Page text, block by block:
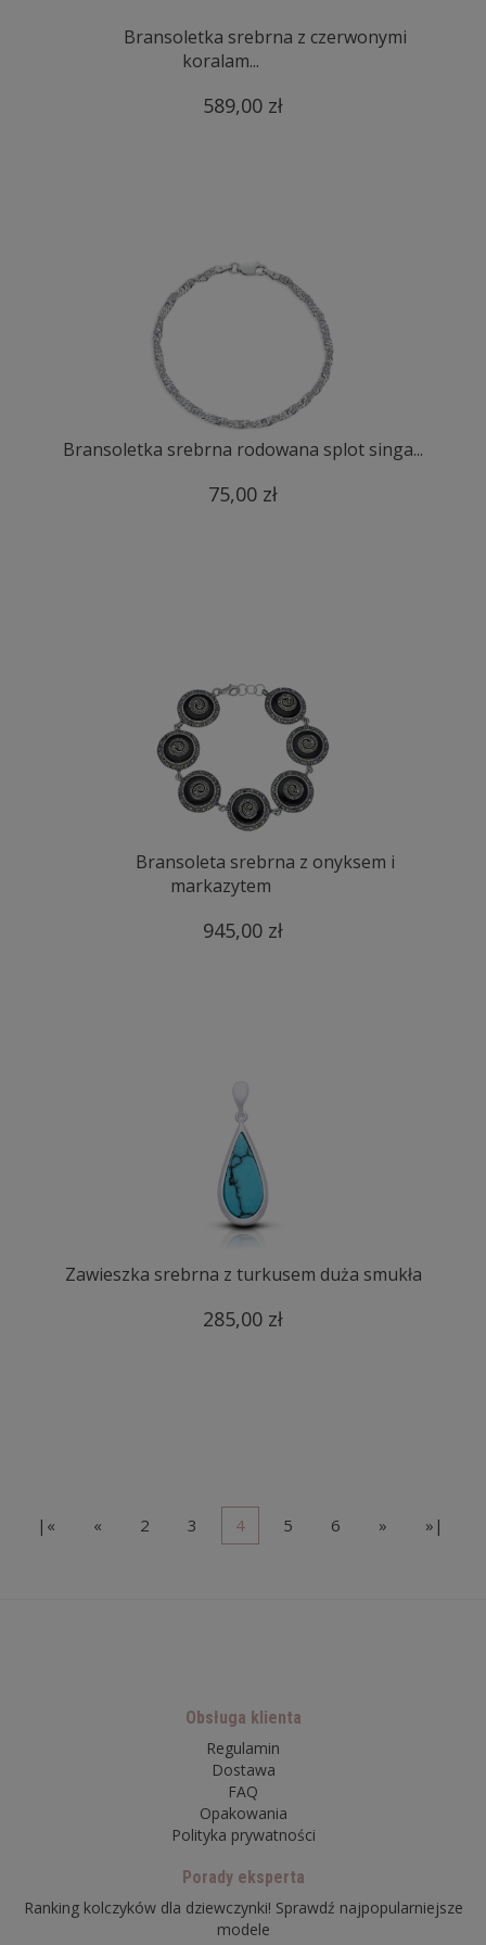
Bransoletka srebrna z czerwonymi
koralam...
589,00 zł
Bransoletka srebrna rodowana splot singa...
75,00 zł
Bransoleta srebrna z onyksem i
markazytem
945,00 zł
Zawieszka srebrna z turkusem duża smukła
285,00 zł
|« « 2 3 4 5 6 » »|
Obsługa klienta
Regulamin
Dostawa
FAQ
Opakowania
Polityka prywatności
Porady eksperta
Ranking kolczyków dla dziewczynki! Sprawdź najpopularniejsze
modele